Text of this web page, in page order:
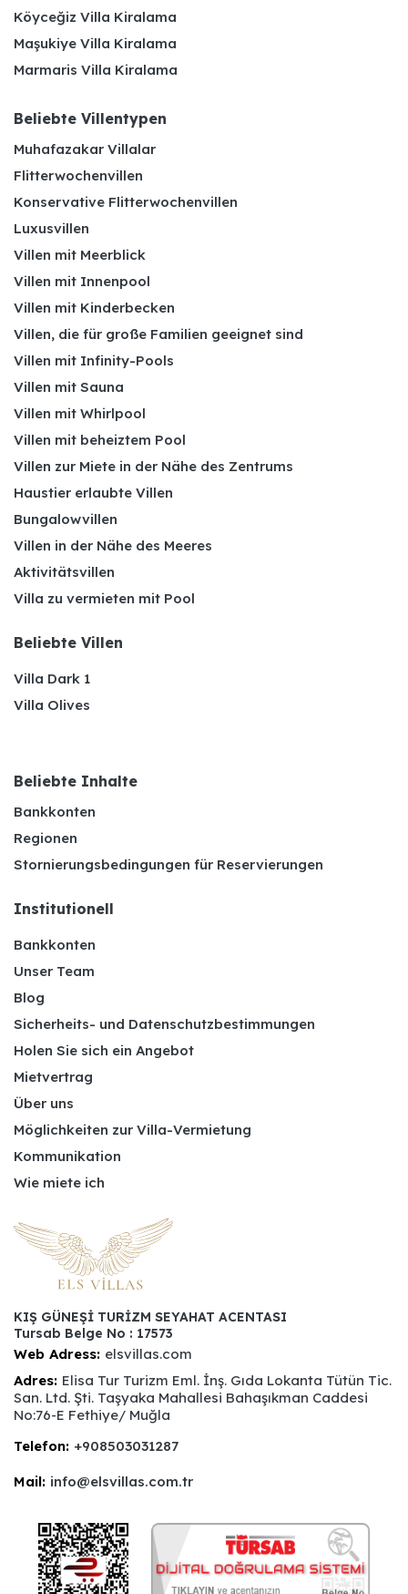
Köyceğiz Villa Kiralama
Maşukiye Villa Kiralama
Marmaris Villa Kiralama
Beliebte Villentypen
Muhafazakar Villalar
Flitterwochenvillen
Konservative Flitterwochenvillen
Luxusvillen
Villen mit Meerblick
Villen mit Innenpool
Villen mit Kinderbecken
Villen, die für große Familien geeignet sind
Villen mit Infinity-Pools
Villen mit Sauna
Villen mit Whirlpool
Villen mit beheiztem Pool
Villen zur Miete in der Nähe des Zentrums
Haustier erlaubte Villen
Bungalowvillen
Villen in der Nähe des Meeres
Aktivitätsvillen
Villa zu vermieten mit Pool
Beliebte Villen
Villa Dark 1
Villa Olives
Beliebte Inhalte
Bankkonten
Regionen
Stornierungsbedingungen für Reservierungen
Institutionell
Bankkonten
Unser Team
Blog
Sicherheits- und Datenschutzbestimmungen
Holen Sie sich ein Angebot
Mietvertrag
Über uns
Möglichkeiten zur Villa-Vermietung
Kommunikation
Wie miete ich
KIŞ GÜNEŞİ TURİZM SEYAHAT ACENTASI
Tursab Belge No : 17573
Web Adress: elsvillas.com
Adres: Elisa Tur Turizm Eml. İnş. Gıda Lokanta Tütün Tic.
San. Ltd. Şti. Taşyaka Mahallesi Bahaşıkman Caddesi
No:76-E Fethiye/ Muğla
Telefon: +908503031287
Mail: info@elsvillas.com.tr